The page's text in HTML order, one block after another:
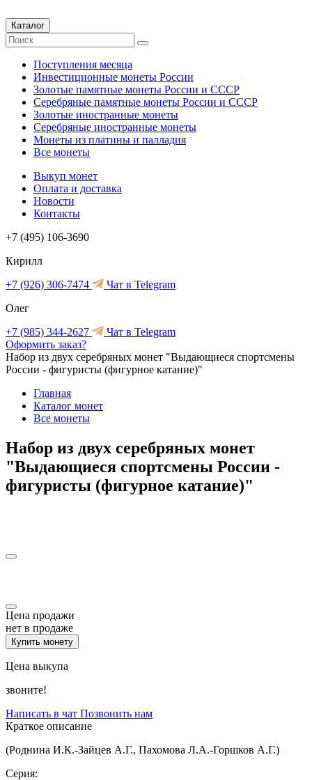
Каталог
Поступления месяца
Инвестиционные монеты России
Золотые памятные монеты России и СССР
Серебряные памятные монеты России и СССР
Золотые иностранные монеты
Серебряные иностранные монеты
Монеты из платины и палладия
Все монеты
Выкуп монет
Оплата и доставка
Новости
Контакты
+7 (495) 106-3690
Кирилл
+7 (926) 306-7474
Чат в Telegram
Олег
+7 (985) 344-2627
Чат в Telegram
Оформить заказ?
Набор из двух серебряных монет "Выдающиеся спортсмены
России - фигуристы (фигурное катание)"
Главная
Каталог монет
Все монеты
Набор из двух серебряных монет
"Выдающиеся спортсмены России -
фигуристы (фигурное катание)"
Цена продажи
нет в продаже
Купить монету
Цена выкупа
звоните!
Написать в чат Позвонить нам
Краткое описание
(Роднина И.К.-Зайцев А.Г., Пахомова Л.А.-Горшков А.Г.)
Серия: